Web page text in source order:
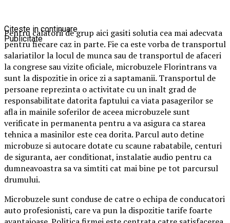
Pentru calatorii de grup aici gasiti solutia cea mai adecvata
pentru fiecare caz in parte. Fie ca este vorba de transportul
salariatilor la locul de munca sau de transportul de afaceri
la congrese sau vizite oficiale, microbuzele Florintrans va
sunt la dispozitie in orice zi a saptamanii. Transportul de
persoane reprezinta o activitate cu un inalt grad de
responsabilitate datorita faptului ca viata pasagerilor se
afla in mainile soferilor de aceea microbuzele sunt
verificate in permanenta pentru a va asigura ca starea
tehnica a masinilor este cea dorita. Parcul auto detine
microbuze si autocare dotate cu scaune rabatabile, centuri
de siguranta, aer conditionat, instalatie audio pentru ca
dumneavoastra sa va simtiti cat mai bine pe tot parcursul
drumului.
Microbuzele sunt conduse de catre o echipa de conducatori
auto profesionisti, care va pun la dispozitie tarife foarte
Citeste in continuare
Publicitate